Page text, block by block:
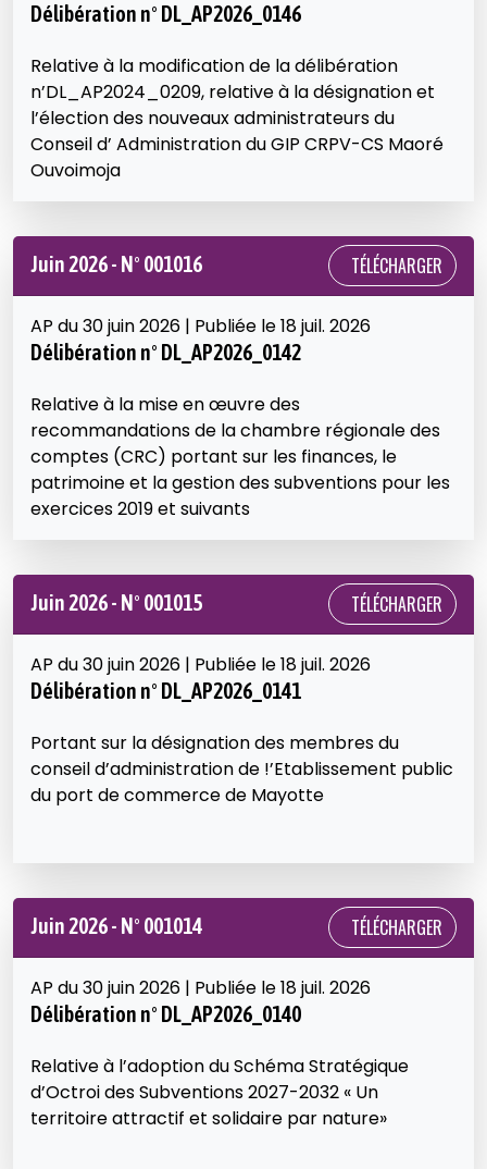
Délibération n° DL_AP2026_0146
Relative à la modification de la délibération
n’DL_AP2024_0209, relative à la désignation et
l’élection des nouveaux administrateurs du
Conseil d’ Administration du GIP CRPV-CS Maoré
Ouvoimoja
Juin 2026 - N° 001016 TÉLÉCHARGER
AP du 30 juin 2026 | Publiée le 18 juil. 2026
Délibération n° DL_AP2026_0142
Relative à la mise en œuvre des
recommandations de la chambre régionale des
comptes (CRC) portant sur les finances, le
patrimoine et la gestion des subventions pour les
exercices 2019 et suivants
Juin 2026 - N° 001015 TÉLÉCHARGER
AP du 30 juin 2026 | Publiée le 18 juil. 2026
Délibération n° DL_AP2026_0141
Portant sur la désignation des membres du
conseil d’administration de !’Etablissement public
du port de commerce de Mayotte
Juin 2026 - N° 001014 TÉLÉCHARGER
AP du 30 juin 2026 | Publiée le 18 juil. 2026
Délibération n° DL_AP2026_0140
Relative à l’adoption du Schéma Stratégique
d’Octroi des Subventions 2027-2032 « Un
territoire attractif et solidaire par nature»